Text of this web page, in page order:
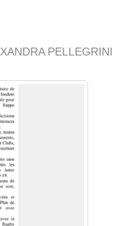
PELLEGRINI